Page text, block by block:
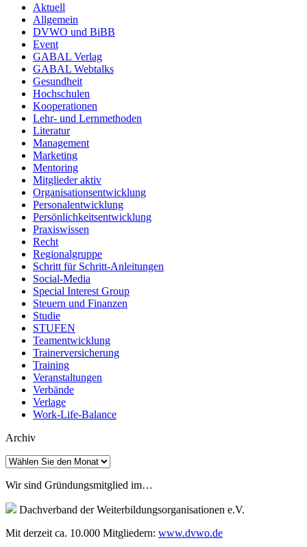
Aktuell
Allgemein
DVWO und BiBB
Event
GABAL Verlag
GABAL Webtalks
Gesundheit
Hochschulen
Kooperationen
Lehr- und Lernmethoden
Literatur
Management
Marketing
Mentoring
Mitglieder aktiv
Organisationsentwicklung
Personalentwicklung
Persönlichkeitsentwicklung
Praxiswissen
Recht
Regionalgruppe
Schritt für Schritt-Anleitungen
Social-Media
Special Interest Group
Steuern und Finanzen
Studie
STUFEN
Teamentwicklung
Trainerversicherung
Training
Veranstaltungen
Verbände
Verlage
Work-Life-Balance
Archiv
Archiv
Wir sind Gründungsmitglied im…
Dachverband der Weiterbildungsorganisationen e.V.
Mit derzeit ca. 10.000 Mitgliedern: www.dvwo.de